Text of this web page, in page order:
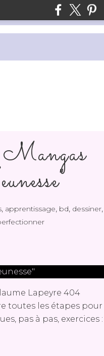
Mangas
, apprentissage, bd, dessiner,
Lapeyre 404
toutes les étapes pour
pas à pas, exercices